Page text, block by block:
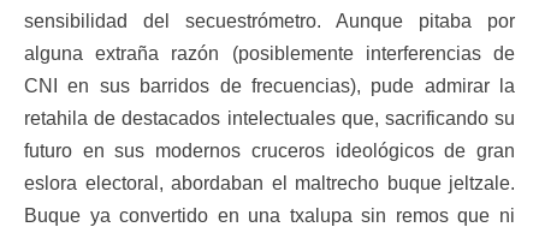
sensibilidad del secuestrómetro. Aunque pitaba por
alguna extraña razón (posiblemente interferencias de
CNI en sus barridos de frecuencias), pude admirar la
retahila de destacados intelectuales que, sacrificando su
futuro en sus modernos cruceros ideológicos de gran
eslora electoral, abordaban el maltrecho buque jeltzale.
Buque ya convertido en una txalupa sin remos que ni